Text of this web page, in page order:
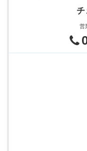
チ
営